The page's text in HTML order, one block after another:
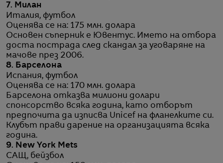
7. Милан
Италия, футбол
Оценява се на: 175 млн. долара
Основен съперник е Ювентус. Името на отбора
доста пострада след скандал за уговаряне на
мачове през 2006.
8. Барселона
Испания, футбол
Оценява се на: 170 млн. долара
Барселона отказва милиони долари
спонсорство всяка година, като отборът
предпочита да изписва Unicef на фланелките си.
Клубът прави дарение на организацията всяка
година.
9. New York Mets
САЩ, бейзбол